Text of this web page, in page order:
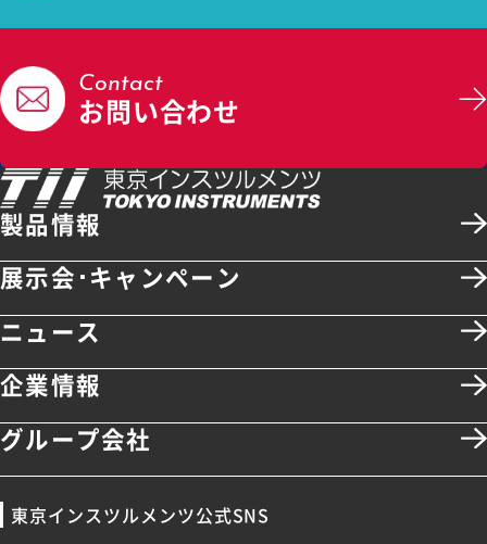
周波数確度
外部タイムベース
10 MHz タイムベース入出力付
周波数分解能
6桁または0.1 mHz (いずれか大き
サイン出力
出力
差動またはシングルエンド出力
出力インピーダン
ス
1 nVrms～2 Vrms (差動出力 50
オーム負荷)
は2倍
Contact
お問い合わせ
製品情報
展示会･キャンペーン
ニュース
企業情報
グループ会社
東京インスツルメンツ公式SNS